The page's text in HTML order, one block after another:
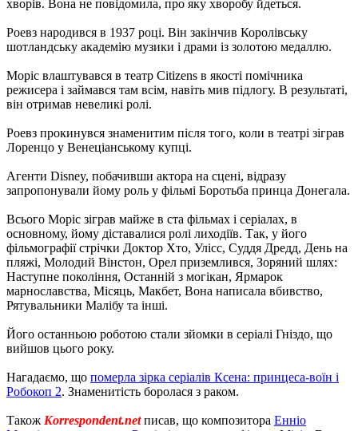
хворів. Вона не повідомила, про яку хворобу йдеться.
Роевз народився в 1937 році. Він закінчив Королівську
шотландську академію музики і драми із золотою медаллю.
Моріс влаштувався в театр Citizens в якості помічника
режисера і займався там всім, навіть мив підлогу. В результаті,
він отримав невеликі ролі.
Роевз прокинувся знаменитим після того, коли в театрі зіграв
Лоренцо у Венеціанському купці.
Агенти Disney, побачивши актора на сцені, відразу
запропонували йому роль у фільмі Боротьба принца Донегала.
Всього Моріс зіграв майже в ста фільмах і серіалах, в
основному, йому діставалися ролі лиходіїв. Так, у його
фільмографії стрічки Доктор Хто, Улісс, Суддя Дредд, День на
пляжі, Молодий Вінстон, Орел приземлився, Зоряний шлях:
Наступне покоління, Останній з могікан, Ярмарок
марнославства, Місяць, Макбет, Вона написала вбивство,
Рятувальники Малібу та інші.
Його останньою роботою стали зйомки в серіалі Гніздо, що
вийшов цього року.
Нагадаємо, що померла зірка серіалів Ксена: принцеса-воїн і
Робокоп 2. Знаменитість боролася з раком.
Також Korrespondent.netписав, що композитора Енніо